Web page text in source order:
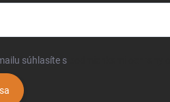
súhlasíte s